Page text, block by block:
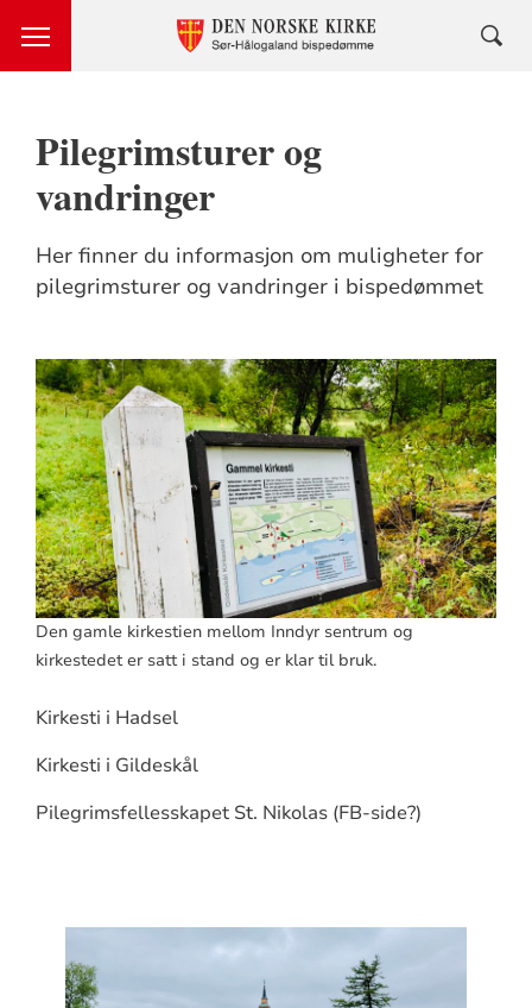
Pilegrimsturer og
vandringer
Her finner du informasjon om muligheter for
pilegrimsturer og vandringer i bispedømmet
Den gamle kirkestien mellom Inndyr sentrum og
kirkestedet er satt i stand og er klar til bruk.
Kirkesti i Hadsel
Kirkesti i Gildeskål
Pilegrimsfellesskapet St. Nikolas (FB-side?)